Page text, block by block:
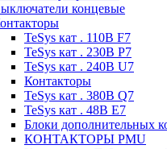
концевые
TeSys кат . 110В F7
TeSys кат . 230В P7
TeSys кат . 240В U7
Контакторы
TeSys кат . 380В Q7
TeSys кат . 48В E7
Блоки дополнительных
КОНТАКТОРЫ PMU